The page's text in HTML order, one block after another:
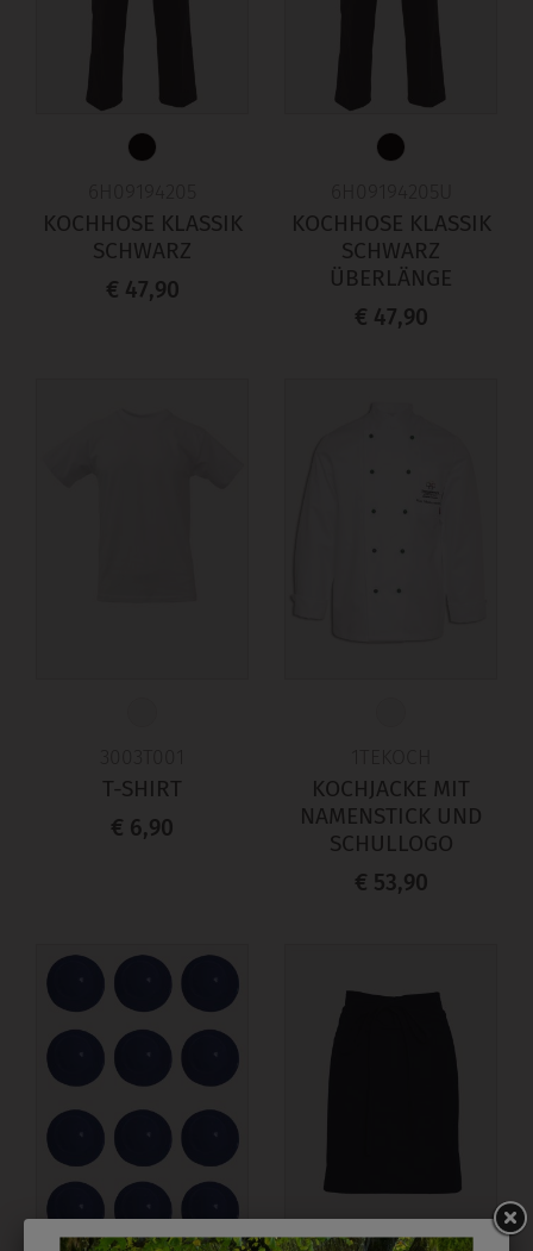
KOCHHOSE KLASSIK
SCHWARZ
€ 47,90
KOCHHOSE KLASSIK
SCHWARZ
ÜBERLÄNGE
€ 47,90
T-SHIRT
€ 6,90
KOCHJACKE MIT
NAMENSTICK UND
SCHULLOGO
€ 53,90